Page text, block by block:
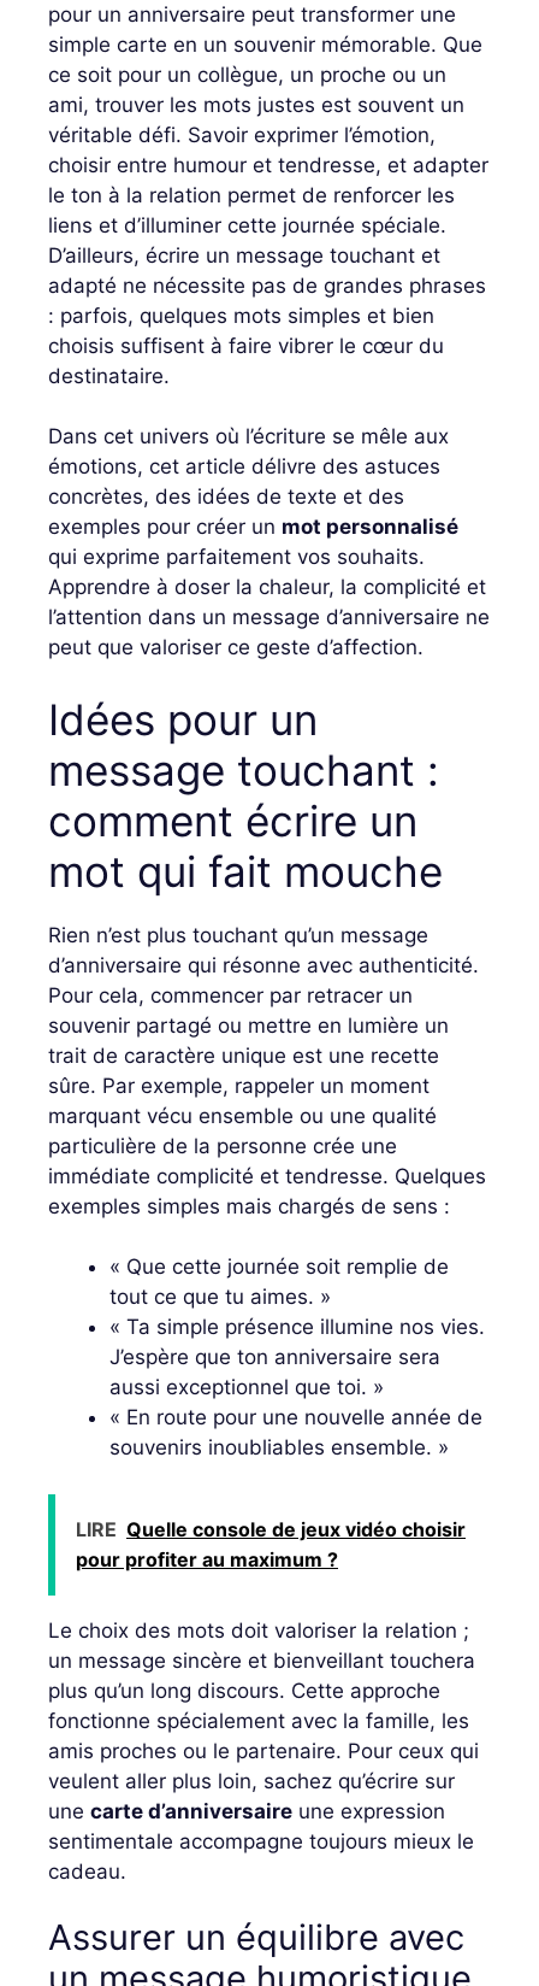
pour un anniversaire peut transformer une
simple carte en un souvenir mémorable. Que
ce soit pour un collègue, un proche ou un
ami, trouver les mots justes est souvent un
véritable défi. Savoir exprimer l’émotion,
choisir entre humour et tendresse, et adapter
le ton à la relation permet de renforcer les
liens et d’illuminer cette journée spéciale.
D’ailleurs, écrire un message touchant et
adapté ne nécessite pas de grandes phrases
: parfois, quelques mots simples et bien
choisis suffisent à faire vibrer le cœur du
destinataire.
Dans cet univers où l’écriture se mêle aux
émotions, cet article délivre des astuces
concrètes, des idées de texte et des
exemples pour créer un mot personnalisé
qui exprime parfaitement vos souhaits.
Apprendre à doser la chaleur, la complicité et
l’attention dans un message d’anniversaire ne
peut que valoriser ce geste d’affection.
Idées pour un
message touchant :
comment écrire un
mot qui fait mouche
Rien n’est plus touchant qu’un message
d’anniversaire qui résonne avec authenticité.
Pour cela, commencer par retracer un
souvenir partagé ou mettre en lumière un
trait de caractère unique est une recette
sûre. Par exemple, rappeler un moment
marquant vécu ensemble ou une qualité
particulière de la personne crée une
immédiate complicité et tendresse. Quelques
exemples simples mais chargés de sens :
« Que cette journée soit remplie de
tout ce que tu aimes. »
« Ta simple présence illumine nos vies.
J’espère que ton anniversaire sera
aussi exceptionnel que toi. »
« En route pour une nouvelle année de
souvenirs inoubliables ensemble. »
LIRE Quelle console de jeux vidéo choisir
pour profiter au maximum ?
Le choix des mots doit valoriser la relation ;
un message sincère et bienveillant touchera
plus qu’un long discours. Cette approche
fonctionne spécialement avec la famille, les
amis proches ou le partenaire. Pour ceux qui
veulent aller plus loin, sachez qu’écrire sur
une carte d’anniversaire une expression
sentimentale accompagne toujours mieux le
cadeau.
Assurer un équilibre avec